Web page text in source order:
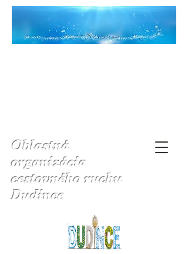
Oblastná
organizácia
cestovného ruchu
Dudince